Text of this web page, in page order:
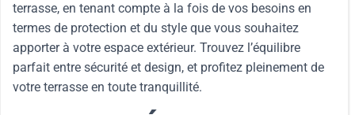
terrasse, en tenant compte à la fois de vos besoins en
termes de protection et du style que vous souhaitez
apporter à votre espace extérieur. Trouvez l’équilibre
parfait entre sécurité et design, et profitez pleinement de
votre terrasse en toute tranquillité.